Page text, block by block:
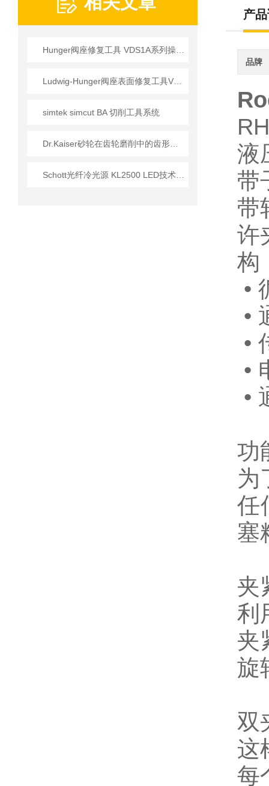
simtek simcut BA 切削工具系统
产
品牌
液
带
带
许
构
•
•
•
•
•
功
为
任
塞
夹
利
夹
旋
双
这
每